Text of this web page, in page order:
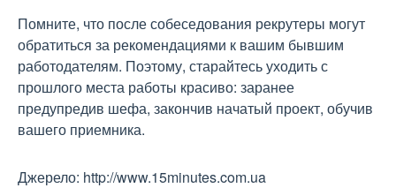
Помните, что после собеседования рекрутеры могут
обратиться за рекомендациями к вашим бывшим
работодателям. Поэтому, старайтесь уходить с
прошлого места работы красиво: заранее
предупредив шефа, закончив начатый проект, обучив
вашего приемника.
Джерело: http://www.15minutes.com.ua